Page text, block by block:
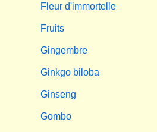
Fleur d'immortelle
Fruits
Gingembre
Ginkgo biloba
Ginseng
Gombo